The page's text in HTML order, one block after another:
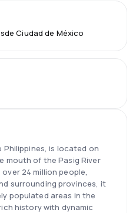
Ciudad de México
is located on
mouth of the Pasig River
24 million people,
surrounding provinces, it
populated areas in the
history with dynamic